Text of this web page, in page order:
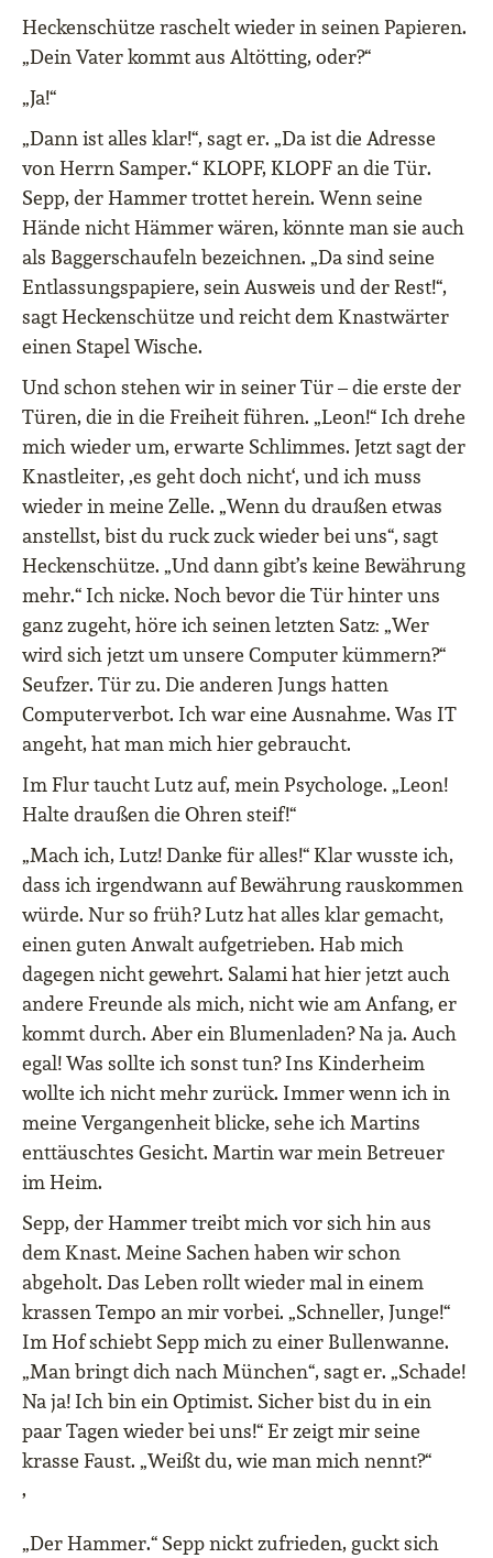
Heckenschütze raschelt wieder in seinen Papieren.
„Dein Vater kommt aus Altötting, oder?“
„Ja!“
„Dann ist alles klar!“, sagt er. „Da ist die Adresse
von Herrn Samper.“ KLOPF, KLOPF an die Tür.
Sepp, der Hammer trottet herein. Wenn seine
Hände nicht Hämmer wären, könnte man sie auch
als Baggerschaufeln bezeichnen. „Da sind seine
Entlassungspapiere, sein Ausweis und der Rest!“,
sagt Heckenschütze und reicht dem Knastwärter
einen Stapel Wische.
Und schon stehen wir in seiner Tür – die erste der
Türen, die in die Freiheit führen. „Leon!“ Ich drehe
mich wieder um, erwarte Schlimmes. Jetzt sagt der
Knastleiter, ‚es geht doch nicht‘, und ich muss
wieder in meine Zelle. „Wenn du draußen etwas
anstellst, bist du ruck zuck wieder bei uns“, sagt
Heckenschütze. „Und dann gibt’s keine Bewährung
mehr.“ Ich nicke. Noch bevor die Tür hinter uns
ganz zugeht, höre ich seinen letzten Satz: „Wer
wird sich jetzt um unsere Computer kümmern?“
Seufzer. Tür zu. Die anderen Jungs hatten
Computerverbot. Ich war eine Ausnahme. Was IT
angeht, hat man mich hier gebraucht.
Im Flur taucht Lutz auf, mein Psychologe. „Leon!
Halte draußen die Ohren steif!“
„Mach ich, Lutz! Danke für alles!“ Klar wusste ich,
dass ich irgendwann auf Bewährung rauskommen
würde. Nur so früh? Lutz hat alles klar gemacht,
einen guten Anwalt aufgetrieben. Hab mich
dagegen nicht gewehrt. Salami hat hier jetzt auch
andere Freunde als mich, nicht wie am Anfang, er
kommt durch. Aber ein Blumenladen? Na ja. Auch
egal! Was sollte ich sonst tun? Ins Kinderheim
wollte ich nicht mehr zurück. Immer wenn ich in
meine Vergangenheit blicke, sehe ich Martins
enttäuschtes Gesicht. Martin war mein Betreuer
im Heim.
Sepp, der Hammer treibt mich vor sich hin aus
dem Knast. Meine Sachen haben wir schon
abgeholt. Das Leben rollt wieder mal in einem
krassen Tempo an mir vorbei. „Schneller, Junge!“
Im Hof schiebt Sepp mich zu einer Bullenwanne.
„Man bringt dich nach München“, sagt er. „Schade!
Na ja! Ich bin ein Optimist. Sicher bist du in ein
paar Tagen wieder bei uns!“ Er zeigt mir seine
krasse Faust. „Weißt du, wie man mich nennt?“
’
„Der Hammer.“ Sepp nickt zufrieden, guckt sich